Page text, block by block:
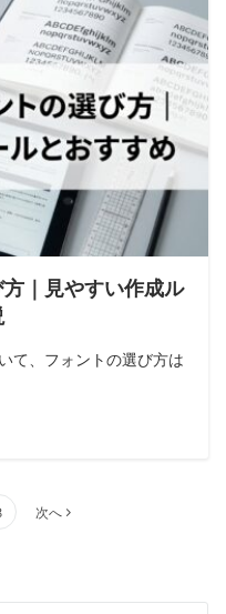
｜見やすい作成ル
て、フォントの選び方は
次へ